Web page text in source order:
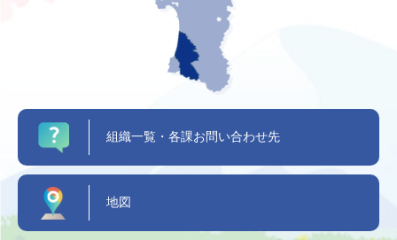
組織一覧・各課お問い合わせ先
地図